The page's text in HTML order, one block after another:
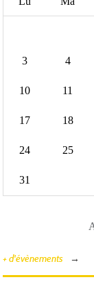
3 4
10 11
17 18
24 25
31
+ d'évènements